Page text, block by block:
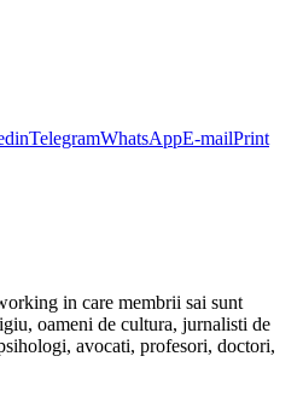
TelegramWhatsAppE-mailPrint
in care membrii sai sunt
oameni de cultura, jurnalisti de
avocati, profesori, doctori,